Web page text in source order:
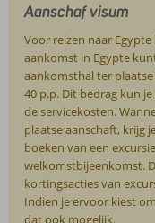
Aanschaf visum
Voor reizen naar
aankomst in Egypte
aankomsthal ter
40 p.p. Dit bedrag kun
de servicekosten.
plaatse aanschaft, krijg
boeken van een
welkomstbijeenkomst.
kortingsacties van
Indien je ervoor kiest
dat ook mogelijk.